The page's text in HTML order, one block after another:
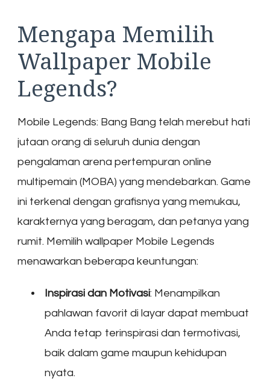
Mengapa Memilih
Wallpaper Mobile
Legends?
Mobile Legends: Bang Bang telah merebut hati
jutaan orang di seluruh dunia dengan
pengalaman arena pertempuran online
multipemain (MOBA) yang mendebarkan. Game
ini terkenal dengan grafisnya yang memukau,
karakternya yang beragam, dan petanya yang
rumit. Memilih wallpaper Mobile Legends
menawarkan beberapa keuntungan:
Inspirasi dan Motivasi: Menampilkan
pahlawan favorit di layar dapat membuat
Anda tetap terinspirasi dan termotivasi,
baik dalam game maupun kehidupan
nyata.